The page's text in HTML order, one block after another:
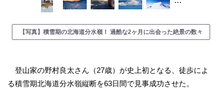
【写真】積雪期の北海道分水嶺！ 過酷な2ヶ月に出会った絶景の数々
登山家の野村良太さん（27歳）が史上初となる、徒歩によ
る積雪期北海道分水嶺縦断を63日間で見事成功させた。